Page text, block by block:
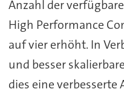
Anzahl der
High Performance
auf vier erhöht. In
und besser
dies eine